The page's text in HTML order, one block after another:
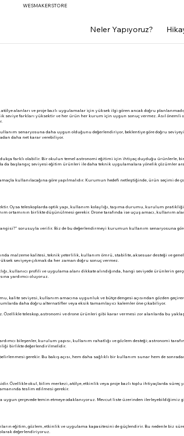
WESMAKERSTORE
Neler Yapıyoruz?
alanları ve proje bazlı uygulamalar için yüksek ilgi gören ancak doğru
farkları yüksektir ve her ürün her kurum için uygun sonuç vermez. Asıl önemli
senaryosuna daha uygun olduğunu değerlendiriyor, beklentiye göre doğru
daha net karar verebiliyor.
farklı olabilir. Bir okulun temel astronomi eğitimi için ihtiyaç duyduğu ürünlerle,
da başlangıç seviyesi eğitim ürünleri ile daha teknik uygulamalara yönelik çözümler
kullanılacağına göre yapılmalıdır. Kurumun hedefi netleştiğinde, ürün seçimi de
Oysa teleskoplarda optik yapı, kullanım kolaylığı, taşıma durumu, kurulum pratikliği
ortamının birlikte düşünülmesi gerekir. Drone tarafında ise uçuş amacı, kullanım
sorusuyla verilir. Biz de bu değerlendirmeyi kurumun kullanım senaryosuna göre
malzeme kalitesi, teknik yeterlilik, kullanım ömrü, stabilite, aksesuar desteği ve
seviyeye çıkmak da her zaman doğru sonuç vermez.
kullanıcı profili ve uygulama alanı dikkate alındığında, hangi seviyede ürünlerin
yardımcı oluyoruz.
seviyesi, kullanım amacına uygunluk ve bütçe dengesi açısından gözden
daha doğru alternatifler veya eksik tamamlayıcı kalemler öne çıkabiliyor.
teleskop, astronomi ve drone ürünleri gibi karar vermesi zor alanlarda bu
bileşenler, kurulum yapısı, kullanım rahatlığı ve gözlem desteği; astronomi
birlikte değerlendirilmelidir.
gerekir. Bu bakış açısı, hem daha sağlıklı bir kullanım sunar hem de
Özellikle okul, bilim merkezi, atölye, etkinlik veya proje bazlı toplu ihtiyaçlarda süreç
teslim edilmesi gerekir.
çerçevede temin etmeye odaklanıyoruz. Mevcut liste üzerinden ilerleyebildiğimiz
eğitim, gözlem, etkinlik ve uygulama kapasitesini de güçlendirir. Bu nedenle biz
değerlendiriyoruz.